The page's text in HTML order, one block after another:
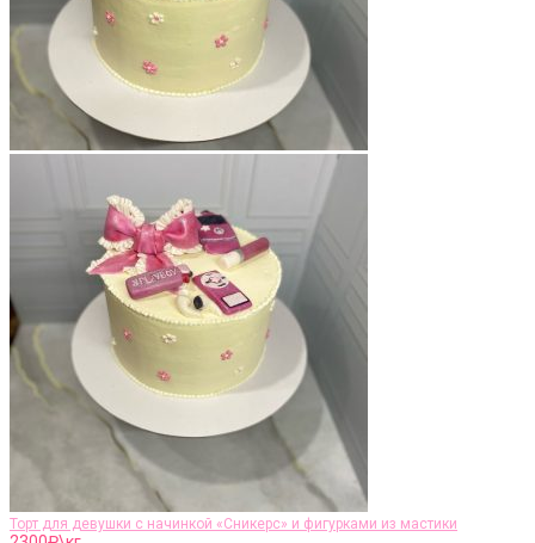
Торт для девушки с начинкой «Сникерс» и фигурками из мастики